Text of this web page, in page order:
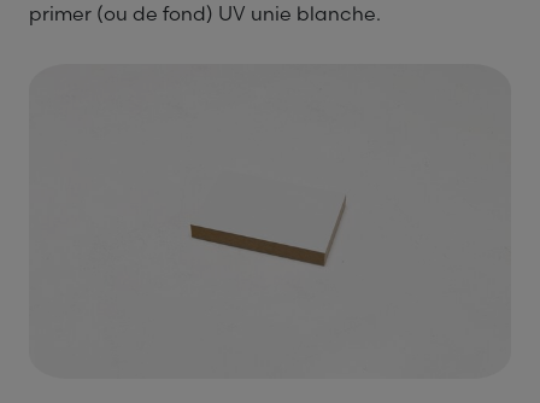
primer (ou de fond) UV unie blanche.